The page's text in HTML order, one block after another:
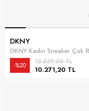
DKNY
DKNY Kadın Sneaker Çok
10.271,20 TL
12.839,00 TL
%20